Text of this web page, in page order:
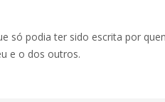
só podia ter sido escrita por
e o dos outros.